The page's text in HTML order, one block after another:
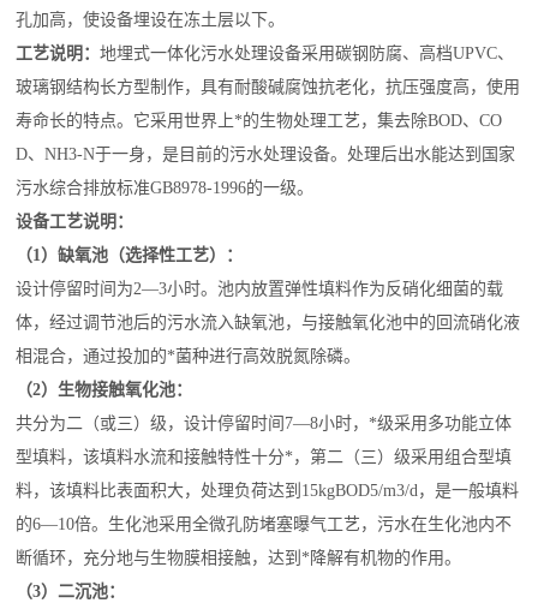
孔加高，使设备埋设在冻土层以下。
工艺说明：地埋式一体化污水处理设备采用碳钢防腐、高档UPVC、
玻璃钢结构长方型制作，具有耐酸碱腐蚀抗老化，抗压强度高，使用
寿命长的特点。它采用世界上*的生物处理工艺，集去除BOD、CO
D、NH3-N于一身，是目前的污水处理设备。处理后出水能达到国家
污水综合排放标准GB8978-1996的一级。
设备工艺说明：
（1）缺氧池（选择性工艺）：
设计停留时间为2—3小时。池内放置弹性填料作为反硝化细菌的载
体，经过调节池后的污水流入缺氧池，与接触氧化池中的回流硝化液
相混合，通过投加的*菌种进行高效脱氮除磷。
（2）生物接触氧化池：
共分为二（或三）级，设计停留时间7—8小时，*级采用多功能立体
型填料，该填料水流和接触特性十分*，第二（三）级采用组合型填
料，该填料比表面积大，处理负荷达到15kgBOD5/m3/d，是一般填料
的6—10倍。生化池采用全微孔防堵塞曝气工艺，污水在生化池内不
断循环，充分地与生物膜相接触，达到*降解有机物的作用。
（3）二沉池：